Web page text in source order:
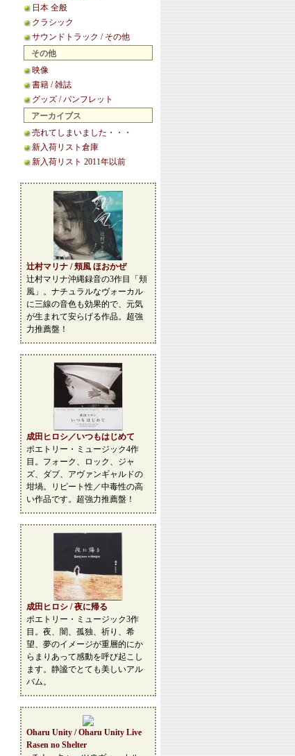
日本 全般
クラシック
サウンドトラック / その他
その他
映像
書籍 / 雑誌
グッズ / パンフレット
アーカイブス
売れてしまいました・・・
新入荷リスト倉庫
新入荷リスト 2011年以前
辻村マリナ / 頬風 ほおかぜ
辻村マリナ沖縄録音の3作目「頬
風」。ナチュラルなヴォーカル
に三線の音色も効果的で、元気
が生まれて安らげる作品。超強
力推薦盤！
成田ヒロシ／いつもはじめて
ポエトリー・ミュージック4作
目。フォーク、ロック、ジャ
ズ、ダブ、アヴァンギャルドの
坩堝。リピート性／中毒性の高
い作品です。超強力推薦盤！
成田ヒロシ / 夜に帰る
ポエトリー・ミュージック3作
目。夜、闇、孤独、祈り、希
望、夢のイメージが重層的にか
らまりあって感動を呼び起こし
ます。静謐でとても美しいアル
バム。
Oharu Unity / Oharu Unity Live
Rasen no Shelter